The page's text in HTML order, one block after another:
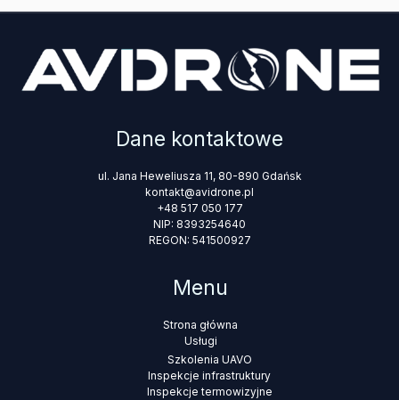
Dane kontaktowe
ul. Jana Heweliusza 11, 80-890 Gdańsk
kontakt@avidrone.pl
+48 517 050 177
NIP: 8393254640
REGON: 541500927
Menu
Strona główna
Usługi
Szkolenia UAVO
Inspekcje infrastruktury
Inspekcje termowizyjne